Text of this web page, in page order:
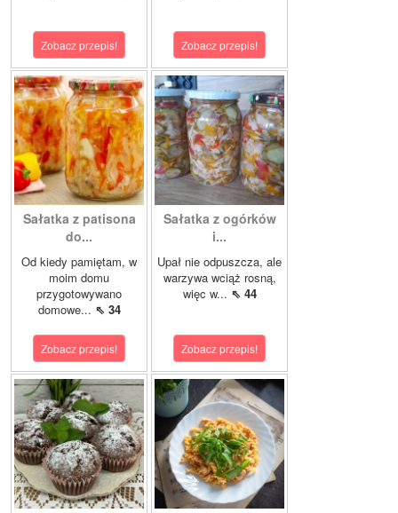
Zobacz przepis! Zobacz przepis!
Sałatka z patisona
do...
Od kiedy pamiętam, w
moim domu
przygotowywano
domowe... ⇖ 34
Zobacz przepis!
Sałatka z ogórków
i...
Upał nie odpuszcza, ale
warzywa wciąż rosną,
więc w... ⇖ 44
Zobacz przepis!